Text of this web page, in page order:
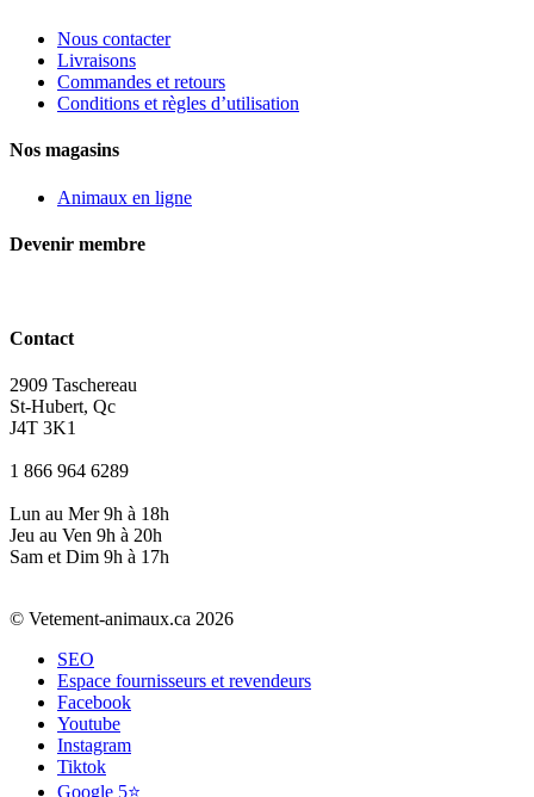
Nous contacter
Livraisons
Commandes et retours
Conditions et règles d’utilisation
Nos magasins
Animaux en ligne
Devenir membre
Contact
2909 Taschereau
St-Hubert, Qc
J4T 3K1
1 866 964 6289
Lun au Mer 9h à 18h
Jeu au Ven 9h à 20h
Sam et Dim 9h à 17h
© Vetement-animaux.ca 2026
SEO
Espace fournisseurs et revendeurs
Facebook
Youtube
Instagram
Tiktok
Google 5⭐